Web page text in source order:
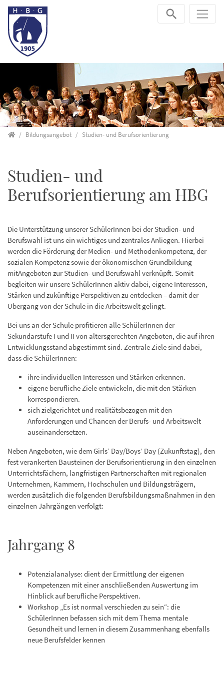
Direkt zur Hauptnavigation springen
Direkt zum Inhalt springen
StartseiteBildungsangebot Studien- und Berufsorientierung
Studien- und
Berufsorientierung am HBG
Die Unterstützung unserer SchülerInnen bei der Studien- und
Berufswahl ist uns ein wichtiges und zentrales Anliegen. Hierbei
werden die Förderung der Medien- und Methodenkompetenz, der
sozialen Kompetenz sowie der ökonomischen Grundbildung
mitAngeboten zur Studien- und Berufswahl verknüpft. Somit
begleiten wir unsere SchülerInnen aktiv dabei, eigene Interessen,
Stärken und zukünftige Perspektiven zu entdecken – damit der
Übergang von der Schule in die Arbeitswelt gelingt.
Bei uns an der Schule profitieren alle SchülerInnen der
Sekundarstufe I und II von altersgerechten Angeboten, die auf ihren
Entwicklungsstand abgestimmt sind. Zentrale Ziele sind dabei,
dass die SchülerInnen:
ihre individuellen Interessen und Stärken erkennen.
eigene berufliche Ziele entwickeln, die mit den Stärken
korrespondieren.
sich zielgerichtet und realitätsbezogen mit den
Anforderungen und Chancen der Berufs- und Arbeitswelt
auseinandersetzen.
Neben Angeboten, wie dem Girls‘ Day/Boys’ Day (Zukunftstag), den
fest verankerten Bausteinen der Berufsorientierung in den einzelnen
Unterrichtsfächern, langfristigen Partnerschaften mit regionalen
Unternehmen, Kammern, Hochschulen und Bildungsträgern,
werden zusätzlich die folgenden Berufsbildungsmaßnahmen in den
einzelnen Jahrgängen verfolgt:
Jahrgang 8
Potenzialanalyse: dient der Ermittlung der eigenen
Kompetenzen mit einer anschließenden Auswertung im
Hinblick auf berufliche Perspektiven.
Workshop „Es ist normal verschieden zu sein“: die
SchülerInnen befassen sich mit dem Thema mentale
Gesundheit und lernen in diesem Zusammenhang ebenfalls
neue Berufsfelder kennen